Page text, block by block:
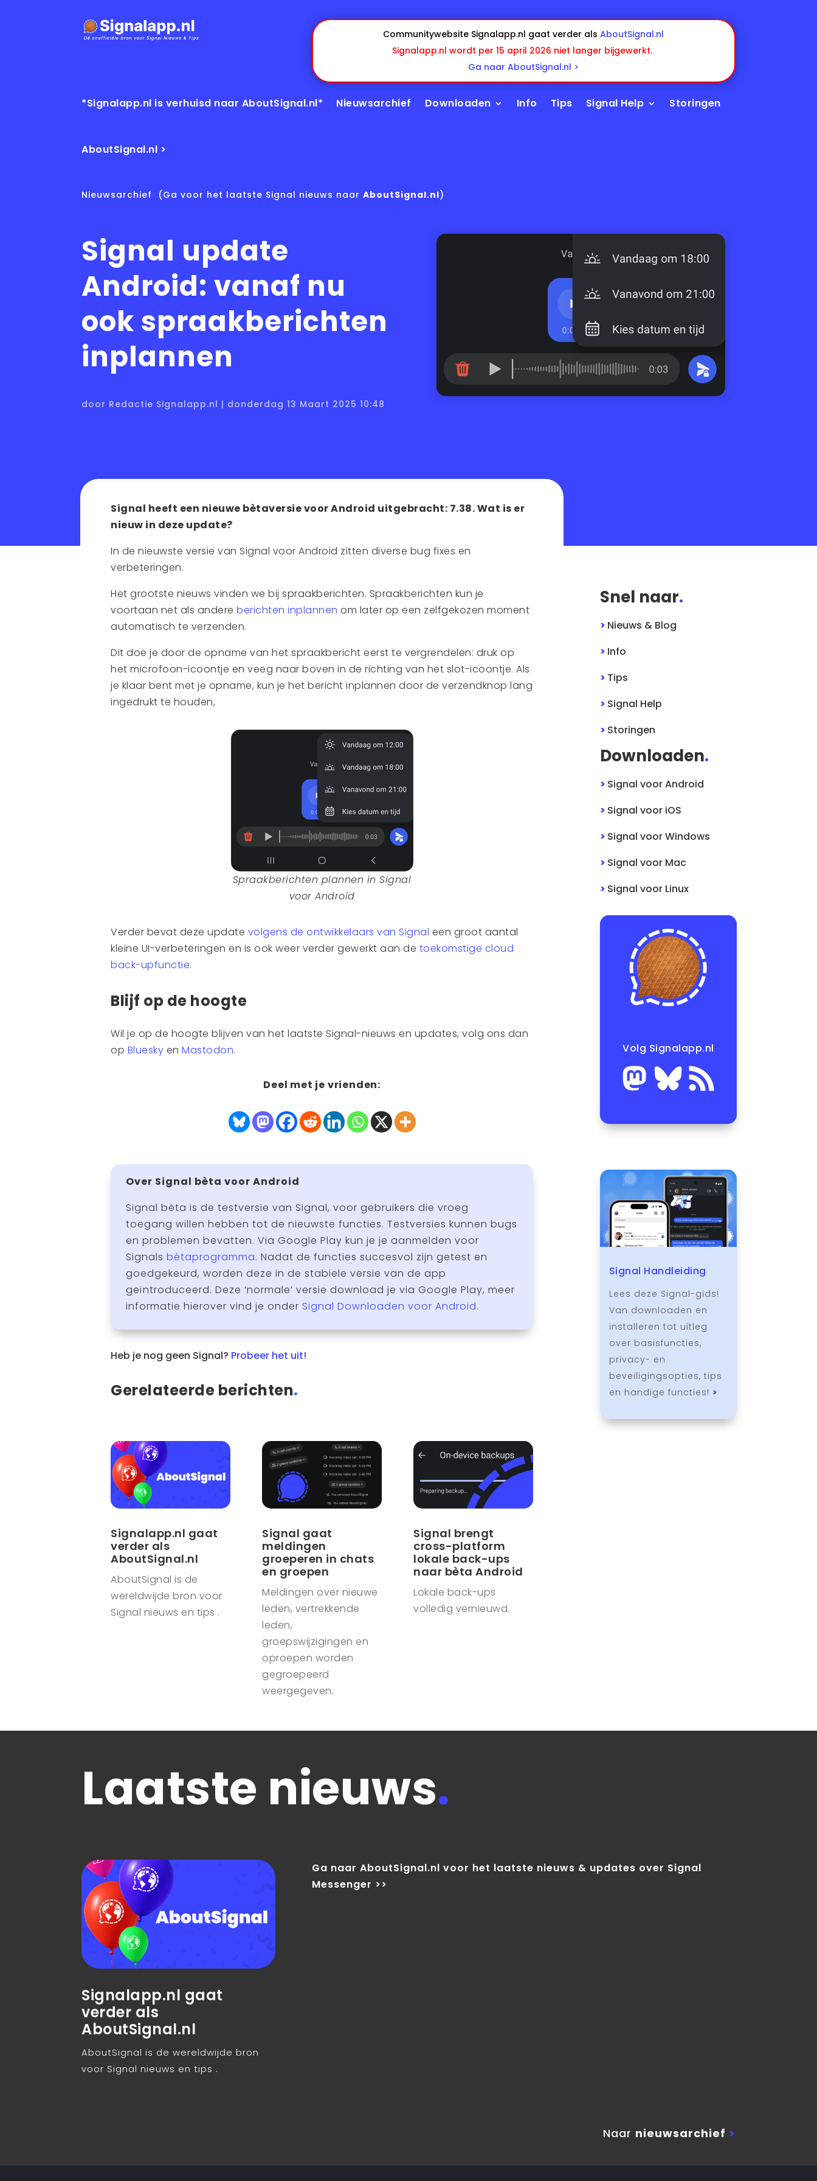
Communitywebsite Signalapp.nl gaat verder alsAboutSignal.nl
Signalapp.nl wordt per 15 april 2026 niet langer bijgewerkt.
Ga naar AboutSignal.nl >
*Signalapp.nl is verhuisd naar AboutSignal.nl* Nieuwsarchief Downloaden Info Tips Signal Help Storingen
AboutSignal.nl >
Nieuwsarchief (Ga voor het laatste Signal nieuws naarAboutSignal.nl)
Signal update
Android: vanaf nu
ook spraakberichten
inplannen
door Redactie Signalapp.nl | donderdag 13 Maart 2025 10:48
Signal heeft een nieuwe bètaversie voor Android uitgebracht: 7.38. Wat is er
nieuw in deze update?
In de nieuwste versie van Signal voor Android zitten diverse bug fixes en
verbeteringen.
Het grootste nieuws vinden we bij spraakberichten. Spraakberichten kun je
voortaan net als andere berichten inplannen om later op een zelfgekozen moment
automatisch te verzenden.
Dit doe je door de opname van het spraakbericht eerst te vergrendelen: druk op
het microfoon-icoontje en veeg naar boven in de richting van het slot-icoontje. Als
je klaar bent met je opname, kun je het bericht inplannen door de verzendknop lang
ingedrukt te houden,
Spraakberichten plannen in Signal
voor Android
Verder bevat deze update volgens de ontwikkelaars van Signal een groot aantal
kleine UI-verbeteringen en is ook weer verder gewerkt aan de toekomstige cloud
back-upfunctie.
Blijf op de hoogte
Wil je op de hoogte blijven van het laatste Signal-nieuws en updates, volg ons dan
op Bluesky en Mastodon.
Deel met je vrienden:
Over Signal bèta voor Android
Signal bèta is de testversie van Signal, voor gebruikers die vroeg
toegang willen hebben tot de nieuwste functies. Testversies kunnen bugs
en problemen bevatten. Via Google Play kun je je aanmelden voor
Signals bètaprogramma. Nadat de functies succesvol zijn getest en
goedgekeurd, worden deze in de stabiele versie van de app
geïntroduceerd. Deze ‘normale’ versie download je via Google Play, meer
informatie hierover vind je onder Signal Downloaden voor Android.
Heb je nog geen Signal? Probeer het uit!
Gerelateerde berichten.
Signalapp.nl gaat
verder als
AboutSignal.nl
AboutSignal is de
wereldwijde bron voor
Signal nieuws en tips .
Signal gaat
meldingen
groeperen in chats
en groepen
Meldingen over nieuwe
leden, vertrekkende
leden,
groepswijzigingen en
oproepen worden
gegroepeerd
weergegeven.
Signal brengt
cross-platform
lokale back-ups
naar bèta Android
Lokale back-ups
volledig vernieuwd.
Snel naar.
> Nieuws & Blog
> Info
> Tips
> Signal Help
> Storingen
Downloaden.
> Signal voorAndroid
> Signal voor iOS
> Signal voorWindows
> Signal voor Mac
> Signal voor Linux
Volg Signalapp.nl
Signal Handleiding
Lees deze Signal-gids!
Van downloaden en
installeren tot uitleg
over basisfuncties,
privacy- en
beveiligingsopties, tips
en handige functies! >
Laatste nieuws.
Signalapp.nl gaat
verder als
AboutSignal.nl
AboutSignal is de wereldwijde bron
voor Signal nieuws en tips .
Ga naar AboutSignal.nl voor het laatste nieuws & updates over Signal
Messenger >>
Naar nieuwsarchief >